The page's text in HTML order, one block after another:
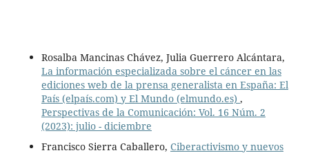
Rosalba Mancinas Chávez, Julia Guerrero Alcántara,
La información especializada sobre el cáncer en las
ediciones web de la prensa generalista en España: El
País (elpaís.com) y El Mundo (elmundo.es) ,
Perspectivas de la Comunicación: Vol. 16 Núm. 2
(2023): julio - diciembre
Francisco Sierra Caballero, Ciberactivismo y nuevos